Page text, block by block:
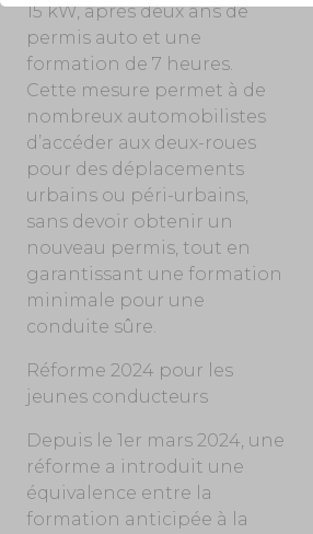
15 kW, après deux ans de
permis auto et une
formation de 7 heures.
Cette mesure permet à de
nombreux automobilistes
d’accéder aux deux-roues
pour des déplacements
urbains ou péri-urbains,
sans devoir obtenir un
nouveau permis, tout en
garantissant une formation
minimale pour une
conduite sûre.
Réforme 2024 pour les
jeunes conducteurs
Depuis le 1er mars 2024, une
réforme a introduit une
équivalence entre la
formation anticipée à la